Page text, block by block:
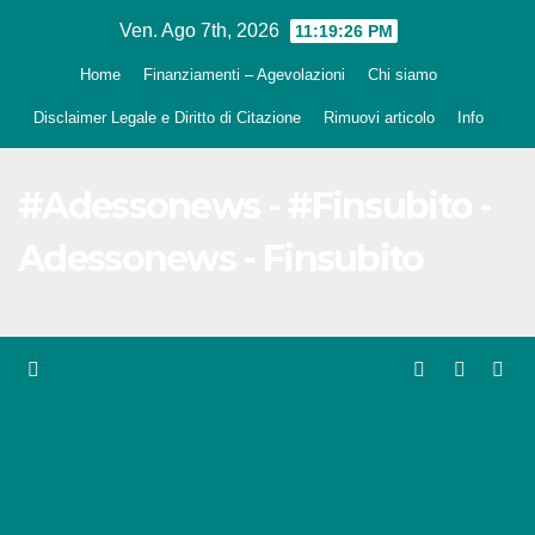
Ven. Ago 7th, 2026 11:19:27 PM
Home Finanziamenti – Agevolazioni Chi siamo
Disclaimer Legale e Diritto di Citazione Rimuovi articolo Info